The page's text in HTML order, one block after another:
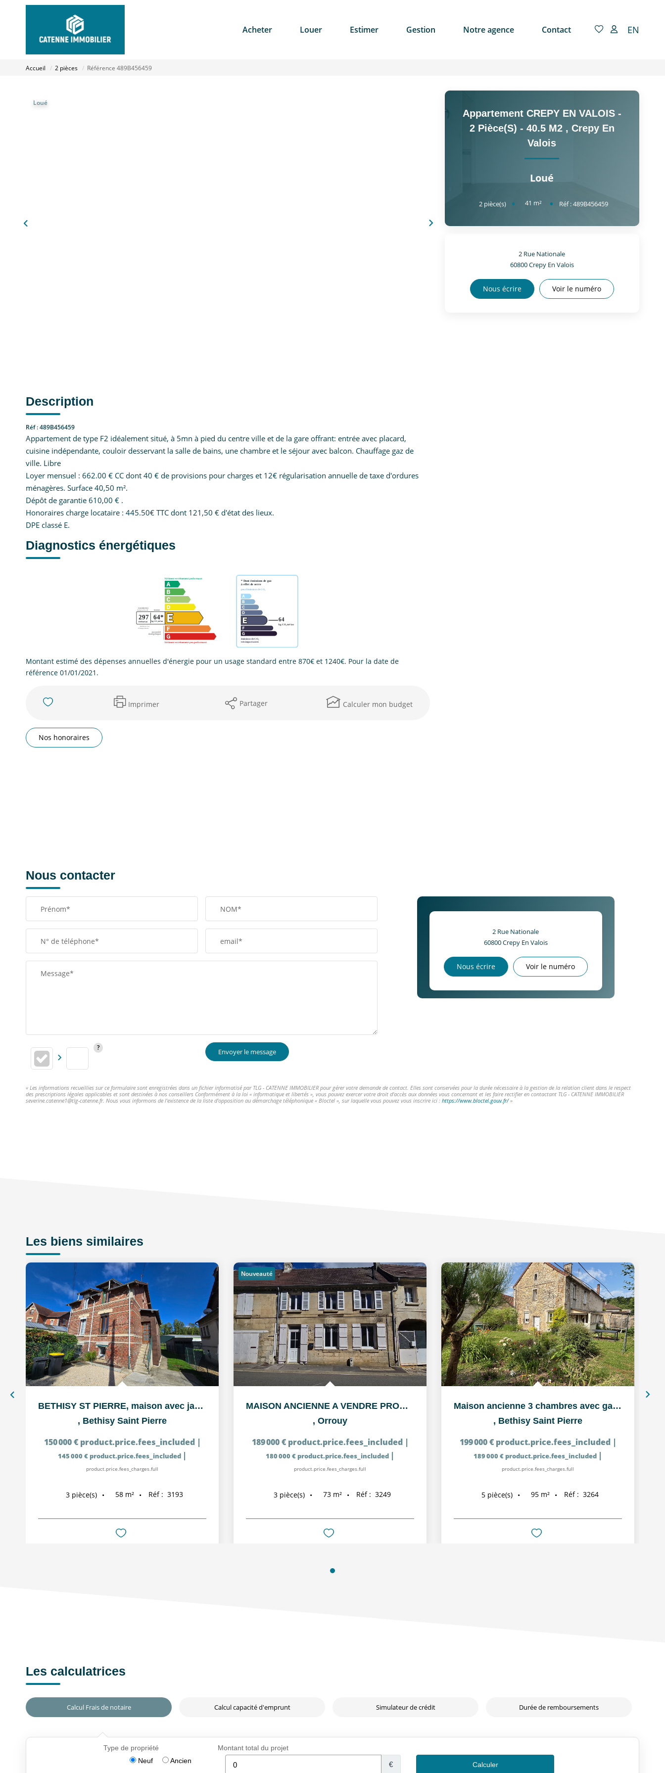
Acheter Louer Estimer Gestion Notre agence Contact EN
Accueil 2 pièces Référence 489B456459
Loué
Description
Réf : 489B456459
Appartement de type F2 idéalement situé, à 5mn à pied du centre ville et de la gare offrant: entrée avec placard,
cuisine indépendante, couloir desservant la salle de bains, une chambre et le séjour avec balcon. Chauffage gaz de
ville. Libre
Loyer mensuel : 662.00 € CC dont 40 € de provisions pour charges et 12€ régularisation annuelle de taxe d'ordures
ménagères. Surface 40,50 m².
Dépôt de garantie 610,00 € .
Honoraires charge locataire : 445.50€ TTC dont 121,50 € d'état des lieux.
DPE classé E.
Diagnostics énergétiques
Montant estimé des dépenses annuelles d'énergie pour un usage standard entre 870€ et 1240€. Pour la date de
référence 01/01/2021.
Imprimer Partager Calculer mon budget
Nos honoraires
Appartement CREPY EN VALOIS -
2 Pièce(s) - 40.5 M2 , Crepy En
Valois
Loué
2 pièce(s) 41 m² Réf :489B456459
2 Rue Nationale
60800Crepy En Valois
Nous écrire Voir le numéro
Nous contacter
Prénom* NOM*
N° de téléphone* email*
Message*
Envoyer le message
2 Rue Nationale
60800Crepy En Valois
Nous écrire Voir le numéro
« Les informations recueillies sur ce formulaire sont enregistrées dans un fichier informatisé par TLG - CATENNE IMMOBILIER pour gérer votre demande de contact. Elles sont conservées pour la durée nécessaire à la gestion de la relation client dans le respect
des prescriptions légales applicables et sont destinées à nos conseillers Conformément à la loi « informatique et libertés », vous pouvez exercer votre droit d'accès aux données vous concernant et les faire rectifier en contactant TLG - CATENNE IMMOBILIER
severine.catenne1@tlg-catenne.fr. Nous vous informons de l'existence de la liste d'opposition au démarchage téléphonique « Bloctel », sur laquelle vous pouvez vous inscrire ici : https://www.bloctel.gouv.fr/»
Les biens similaires
BETHISY ST PIERRE, maison avec jardin
, Bethisy Saint Pierre
150 000 € product.price.fees_included |
145 000 € product.price.fees_included |
product.price.fees_charges.full
3 pièce(s) 58 m² Réf : 3193
Nouveauté
MAISON ANCIENNE A VENDRE PROCHE CREPY-EN-VALOIS - IDEAL...
, Orrouy
189 000 € product.price.fees_included |
180 000 € product.price.fees_included |
product.price.fees_charges.full
3 pièce(s) 73 m² Réf : 3249
Maison ancienne 3 chambres avec garage et terrain clos à...
, Bethisy Saint Pierre
199 000 € product.price.fees_included |
189 000 € product.price.fees_included |
product.price.fees_charges.full
5 pièce(s) 95 m² Réf : 3264
Les calculatrices
Calcul Frais de notaire Calcul capacité d'emprunt Simulateur de crédit Durée de remboursements